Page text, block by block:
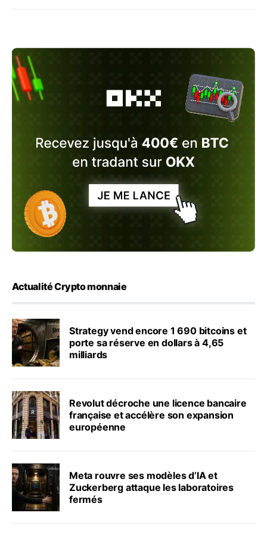
Actualité Crypto monnaie
Strategy vend encore 1 690 bitcoins et
porte sa réserve en dollars à 4,65
milliards
Revolut décroche une licence bancaire
française et accélère son expansion
européenne
Meta rouvre ses modèles d’IA et
Zuckerberg attaque les laboratoires
fermés